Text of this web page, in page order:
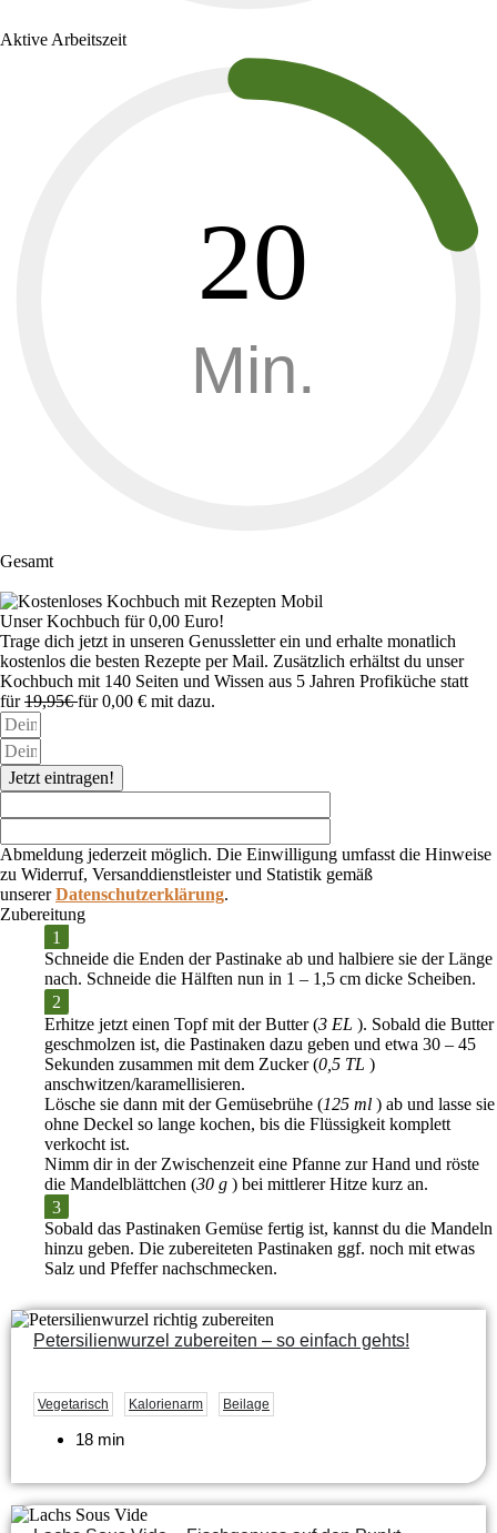
Aktive Arbeitszeit
20
Min.
Gesamt
Unser Kochbuch für 0,00 Euro!
Trage dich jetzt in unseren Genussletter ein und erhalte monatlich
kostenlos die besten Rezepte per Mail. Zusätzlich erhältst du unser
Kochbuch mit 140 Seiten und Wissen aus 5 Jahren Profiküche statt
für19,95€für 0,00 € mit dazu.
Jetzt eintragen!
Abmeldung jederzeit möglich. Die Einwilligung umfasst die Hinweise
zu Widerruf, Versanddienstleister und Statistik gemäß
unsererDatenschutzerklärung.
Zubereitung
Schneide die Enden der Pastinake ab und halbiere sie der Länge
nach. Schneide die Hälften nun in 1 – 1,5 cm dicke Scheiben.
Erhitze jetzt einen Topf mit derButter(3 EL ). Sobald die Butter
geschmolzen ist, die Pastinaken dazu geben und etwa 30 – 45
Sekunden zusammen mit dem Zucker(0,5 TL )
anschwitzen/karamellisieren.
Lösche sie dann mit derGemüsebrühe (125 ml ) ab und lasse sie
ohne Deckel so lange kochen, bis die Flüssigkeit komplett
verkocht ist.
Nimm dir in der Zwischenzeit eine Pfanne zur Hand und röste
die Mandelblättchen (30 g ) bei mittlerer Hitze kurz an.
Sobald das Pastinaken Gemüse fertig ist, kannst du die Mandeln
hinzu geben. Die zubereiteten Pastinaken ggf. noch mit etwas
Salz und Pfeffernachschmecken.
Petersilienwurzel zubereiten – so einfach gehts!
Vegetarisch Kalorienarm Beilage
18 min